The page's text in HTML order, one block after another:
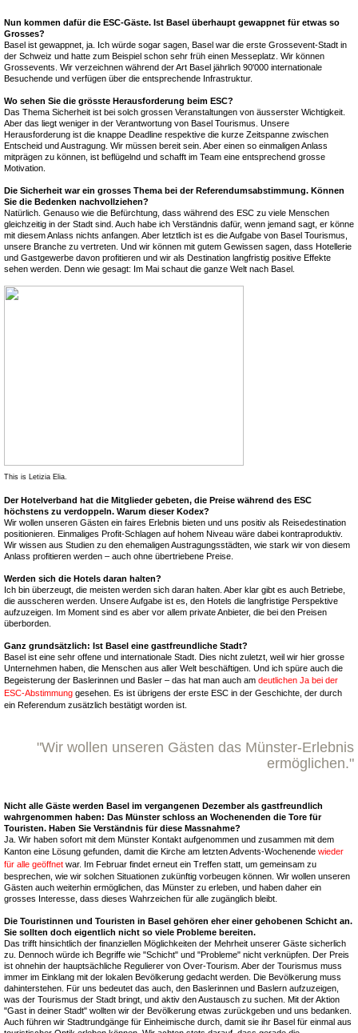
Nun kommen dafür die ESC-Gäste. Ist Basel überhaupt gewappnet für etwas so
Grosses?
Basel ist gewappnet, ja. Ich würde sogar sagen, Basel war die erste Grossevent-Stadt in
der Schweiz und hatte zum Beispiel schon sehr früh einen Messeplatz. Wir können
Grossevents. Wir verzeichnen während der Art Basel jährlich 90'000 internationale
Besuchende und verfügen über die entsprechende Infrastruktur.
Wo sehen Sie die grösste Herausforderung beim ESC?
Das Thema Sicherheit ist bei solch grossen Veranstaltungen von äusserster Wichtigkeit.
Aber das liegt weniger in der Verantwortung von Basel Tourismus. Unsere
Herausforderung ist die knappe Deadline respektive die kurze Zeitspanne zwischen
Entscheid und Austragung. Wir müssen bereit sein. Aber einen so einmaligen Anlass
mitprägen zu können, ist beflügelnd und schafft im Team eine entsprechend grosse
Motivation.
Die Sicherheit war ein grosses Thema bei der Referendumsabstimmung. Können
Sie die Bedenken nachvollziehen?
Natürlich. Genauso wie die Befürchtung, dass während des ESC zu viele Menschen
gleichzeitig in der Stadt sind. Auch habe ich Verständnis dafür, wenn jemand sagt, er könne
mit diesem Anlass nichts anfangen. Aber letztlich ist es die Aufgabe von Basel Tourismus,
unsere Branche zu vertreten. Und wir können mit gutem Gewissen sagen, dass Hotellerie
und Gastgewerbe davon profitieren und wir als Destination langfristig positive Effekte
sehen werden. Denn wie gesagt: Im Mai schaut die ganze Welt nach Basel.
This is Letizia Elia.
Der Hotelverband hat die Mitglieder gebeten, die Preise während des ESC
höchstens zu verdoppeln. Warum dieser Kodex?
Wir wollen unseren Gästen ein faires Erlebnis bieten und uns positiv als Reisedestination
positionieren. Einmaliges Profit-Schlagen auf hohem Niveau wäre dabei kontraproduktiv.
Wir wissen aus Studien zu den ehemaligen Austragungsstädten, wie stark wir von diesem
Anlass profitieren werden – auch ohne übertriebene Preise.
Werden sich die Hotels daran halten?
Ich bin überzeugt, die meisten werden sich daran halten. Aber klar gibt es auch Betriebe,
die ausscheren werden. Unsere Aufgabe ist es, den Hotels die langfristige Perspektive
aufzuzeigen. Im Moment sind es aber vor allem private Anbieter, die bei den Preisen
überborden.
Ganz grundsätzlich: Ist Basel eine gastfreundliche Stadt?
Basel ist eine sehr offene und internationale Stadt. Dies nicht zuletzt, weil wir hier grosse
Unternehmen haben, die Menschen aus aller Welt beschäftigen. Und ich spüre auch die
Begeisterung der Baslerinnen und Basler – das hat man auch am deutlichen Ja bei der
ESC-Abstimmung gesehen. Es ist übrigens der erste ESC in der Geschichte, der durch
ein Referendum zusätzlich bestätigt worden ist.
"Wir wollen unseren Gästen das Münster-Erlebnis
ermöglichen."
Nicht alle Gäste werden Basel im vergangenen Dezember als gastfreundlich
wahrgenommen haben: Das Münster schloss an Wochenenden die Tore für
Touristen. Haben Sie Verständnis für diese Massnahme?
Ja. Wir haben sofort mit dem Münster Kontakt aufgenommen und zusammen mit dem
Kanton eine Lösung gefunden, damit die Kirche am letzten Advents-Wochenende wieder
für alle geöffnet war. Im Februar findet erneut ein Treffen statt, um gemeinsam zu
besprechen, wie wir solchen Situationen zukünftig vorbeugen können. Wir wollen unseren
Gästen auch weiterhin ermöglichen, das Münster zu erleben, und haben daher ein
grosses Interesse, dass dieses Wahrzeichen für alle zugänglich bleibt.
Die Touristinnen und Touristen in Basel gehören eher einer gehobenen Schicht an.
Sie sollten doch eigentlich nicht so viele Probleme bereiten.
Das trifft hinsichtlich der finanziellen Möglichkeiten der Mehrheit unserer Gäste sicherlich
zu. Dennoch würde ich Begriffe wie "Schicht" und "Probleme" nicht verknüpfen. Der Preis
ist ohnehin der hauptsächliche Regulierer von Over-Tourism. Aber der Tourismus muss
immer im Einklang mit der lokalen Bevölkerung gedacht werden. Die Bevölkerung muss
dahinterstehen. Für uns bedeutet das auch, den Baslerinnen und Baslern aufzuzeigen,
was der Tourismus der Stadt bringt, und aktiv den Austausch zu suchen. Mit der Aktion
"Gast in deiner Stadt" wollten wir der Bevölkerung etwas zurückgeben und uns bedanken.
Auch führen wir Stadtrundgänge für Einheimische durch, damit sie ihr Basel für einmal aus